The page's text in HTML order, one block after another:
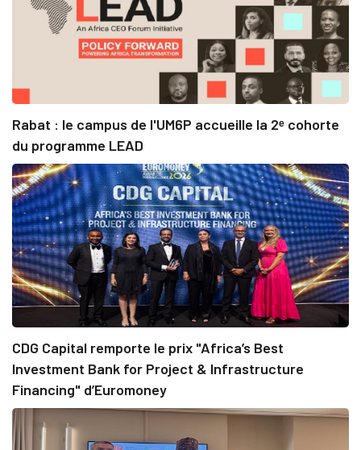
Rabat : le campus de l'UM6P accueille la 2ᵉ cohorte
du programme LEAD
CDG Capital remporte le prix "Africa’s Best
Investment Bank for Project & Infrastructure
Financing" d’Euromoney